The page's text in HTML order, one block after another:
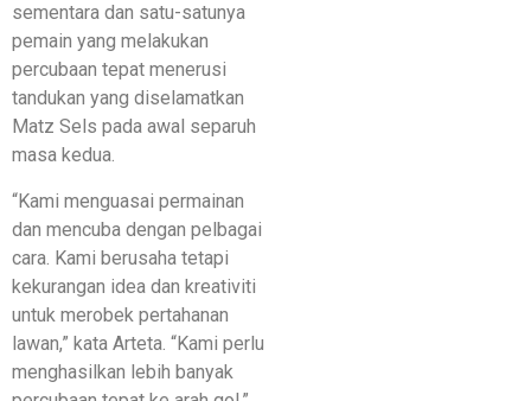
sementara dan satu-satunya
pemain yang melakukan
percubaan tepat menerusi
tandukan yang diselamatkan
Matz Sels pada awal separuh
masa kedua.
“Kami menguasai permainan
dan mencuba dengan pelbagai
cara. Kami berusaha tetapi
kekurangan idea dan kreativiti
untuk merobek pertahanan
lawan,” kata Arteta. “Kami perlu
menghasilkan lebih banyak